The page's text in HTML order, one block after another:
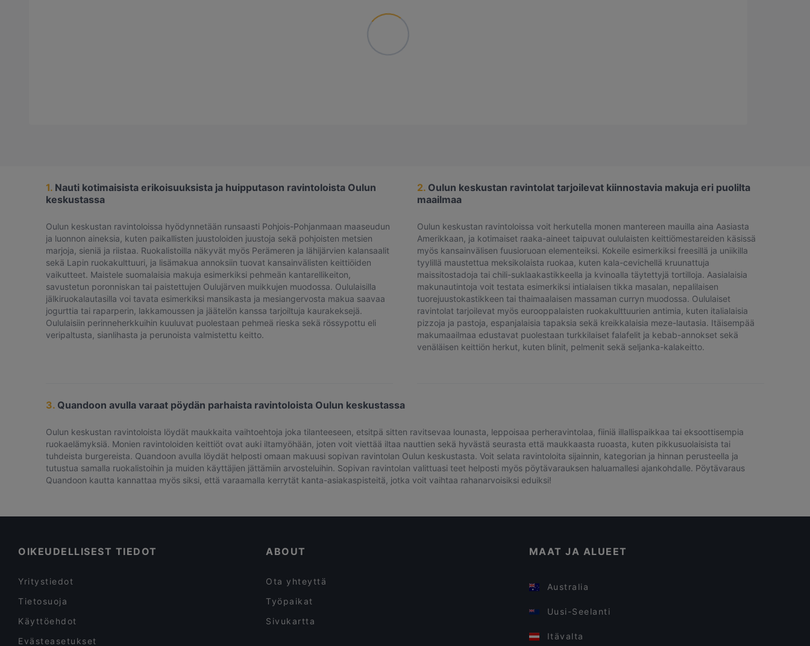
1. Nauti kotimaisista erikoisuuksista ja huipputason ravintoloista Oulun
keskustassa
Oulun keskustan ravintoloissa hyödynnetään runsaasti Pohjois-Pohjanmaan maaseudun
ja luonnon aineksia, kuten paikallisten juustoloiden juustoja sekä pohjoisten metsien
marjoja, sieniä ja riistaa. Ruokalistoilla näkyvät myös Perämeren ja lähijärvien kalansaalit
sekä Lapin ruokakulttuuri, ja lisämakua annoksiin tuovat kansainvälisten keittiöiden
vaikutteet. Maistele suomalaisia makuja esimerkiksi pehmeän kantarellikeiton,
savustetun poronniskan tai paistettujen Oulujärven muikkujen muodossa. Oululaisilla
jälkiruokalautasilla voi tavata esimerkiksi mansikasta ja mesiangervosta makua saavaa
jogurttia tai raparperin, lakkamoussen ja jäätelön kanssa tarjoiltuja kaurakeksejä.
Oululaisiin perinneherkkuihin kuuluvat puolestaan pehmeä rieska sekä rössypottu eli
veripaltusta, sianlihasta ja perunoista valmistettu keitto.
2. Oulun keskustan ravintolat tarjoilevat kiinnostavia makuja eri puolilta
maailmaa
Oulun keskustan ravintoloissa voit herkutella monen mantereen mauilla aina Aasiasta
Amerikkaan, ja kotimaiset raaka-aineet taipuvat oululaisten keittiömestareiden käsissä
myös kansainvälisen fuusioruoan elementeiksi. Kokeile esimerkiksi freesillä ja uniikilla
tyylillä maustettua meksikolaista ruokaa, kuten kala-cevichellä kruunattuja
maissitostadoja tai chili-suklaakastikkeella ja kvinoalla täytettyjä tortilloja. Aasialaisia
makunautintoja voit testata esimerkiksi intialaisen tikka masalan, nepalilaisen
tuorejuustokastikkeen tai thaimaalaisen massaman curryn muodossa. Oululaiset
ravintolat tarjoilevat myös eurooppalaisten ruokakulttuurien antimia, kuten italialaisia
pizzoja ja pastoja, espanjalaisia tapaksia sekä kreikkalaisia meze-lautasia. Itäisempää
makumaailmaa edustavat puolestaan turkkilaiset falafelit ja kebab-annokset sekä
venäläisen keittiön herkut, kuten blinit, pelmenit sekä seljanka-kalakeitto.
3. Quandoon avulla varaat pöydän parhaista ravintoloista Oulun keskustassa
Oulun keskustan ravintoloista löydät maukkaita vaihtoehtoja joka tilanteeseen, etsitpä sitten ravitsevaa lounasta, leppoisaa perheravintolaa, fiiniä illallispaikkaa tai eksoottisempia
ruokaelämyksiä. Monien ravintoloiden keittiöt ovat auki iltamyöhään, joten voit viettää iltaa nauttien sekä hyvästä seurasta että maukkaasta ruoasta, kuten pikkusuolaisista tai
tuhdeista burgereista. Quandoon avulla löydät helposti omaan makuusi sopivan ravintolan Oulun keskustasta. Voit selata ravintoloita sijainnin, kategorian ja hinnan perusteella ja
tutustua samalla ruokalistoihin ja muiden käyttäjien jättämiin arvosteluihin. Sopivan ravintolan valittuasi teet helposti myös pöytävarauksen haluamallesi ajankohdalle. Pöytävaraus
Quandoon kautta kannattaa myös siksi, että varaamalla kerrytät kanta-asiakaspisteitä, jotka voit vaihtaa rahanarvoisiksi eduiksi!
OIKEUDELLISEST TIEDOT
Yritystiedot
Tietosuoja
Käyttöehdot
Evästeasetukset
ABOUT
Ota yhteyttä
Työpaikat
Sivukartta
MAAT JA ALUEET
Australia
Uusi-Seelanti
Itävalta